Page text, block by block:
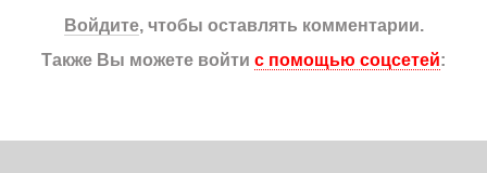
Войдите, чтобы оставлять комментарии.
Также Вы можете войти с помощью соцсетей: